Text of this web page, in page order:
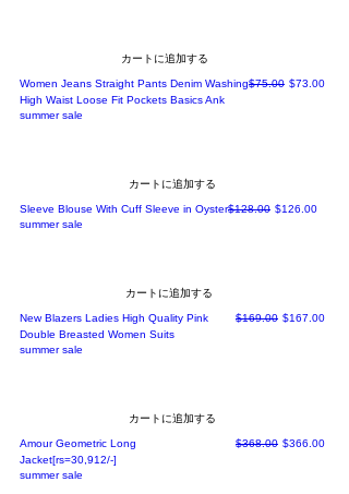
カートに追加する
Women Jeans Straight Pants Denim Washing
High Waist Loose Fit Pockets Basics Ank
通常価格
$75.00 セール価格
$73.00
summer sale
カートに追加する
Sleeve Blouse With Cuff Sleeve in Oyster通常価格
$128.00 セール価格
$126.00
summer sale
カートに追加する
New Blazers Ladies High Quality Pink
Double Breasted Women Suits
通常価格
$169.00 セール価格
$167.00
summer sale
カートに追加する
Amour Geometric Long
Jacket[rs=30,912/-]
通常価格
$368.00 セール価格
$366.00
summer sale